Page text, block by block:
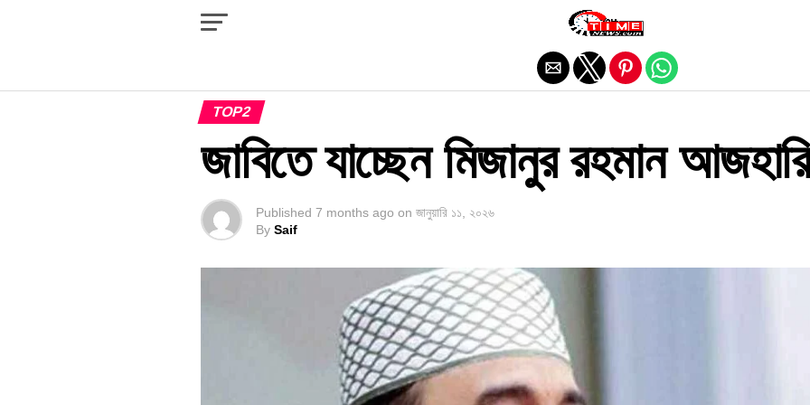
TOP2
জাবিতে যাচ্ছেন মিজানুর রহমান আজহারি
Published 7 months ago on জানুয়ারি ১১, ২০২৬
By Saif
Exit mobile version